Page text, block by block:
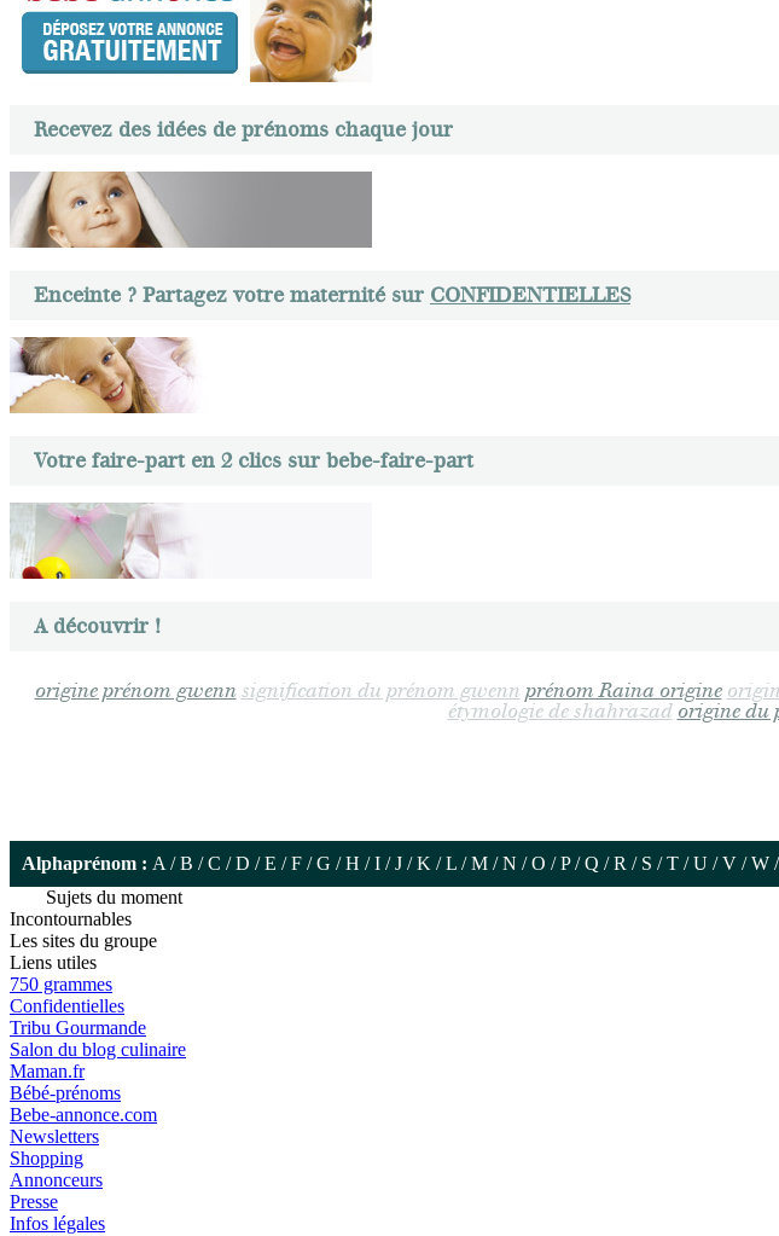
Recevez des idées de prénoms chaque jour
Enceinte ? Partagez votre maternité sur CONFIDENTIELLES
Votre faire-part en 2 clics sur bebe-faire-part
A découvrir !
origine prénom gwenn signification du prénom gwenn prénom Raina origine
étymologie de shahrazad origine du
Alphaprénom : A /B /C /D /E /F /G /H /I /J /K /L /M /N /O /P/Q /R / S /T /U /V /W /
Sujets du moment
Incontournables
Les sites du groupe
Liens utiles
750 grammes
Confidentielles
Tribu Gourmande
Salon du blog culinaire
Maman.fr
Bébé-prénoms
Bebe-annonce.com
Newsletters
Shopping
Annonceurs
Presse
Infos légales